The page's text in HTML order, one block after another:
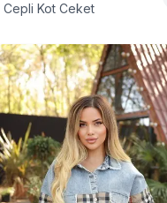
Cepli Kot Ceket